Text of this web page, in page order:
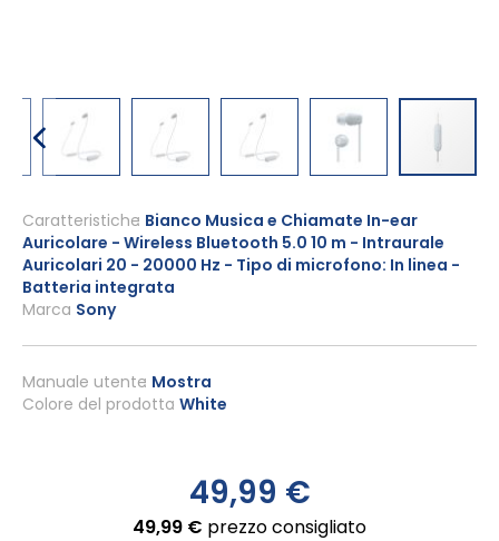
all'inizio
della
galleria
di
immagini
49,99 €
49,99 € prezzo consigliato
Marca Sony
Manuale utente Mostra
Caratteristiche Bianco Musica e Chiamate In-ear
Auricolare - Wireless Bluetooth 5.0 10 m - Intraurale
Auricolari 20 - 20000 Hz - Tipo di microfono: In linea -
Batteria integrata
Colore del prodotto White